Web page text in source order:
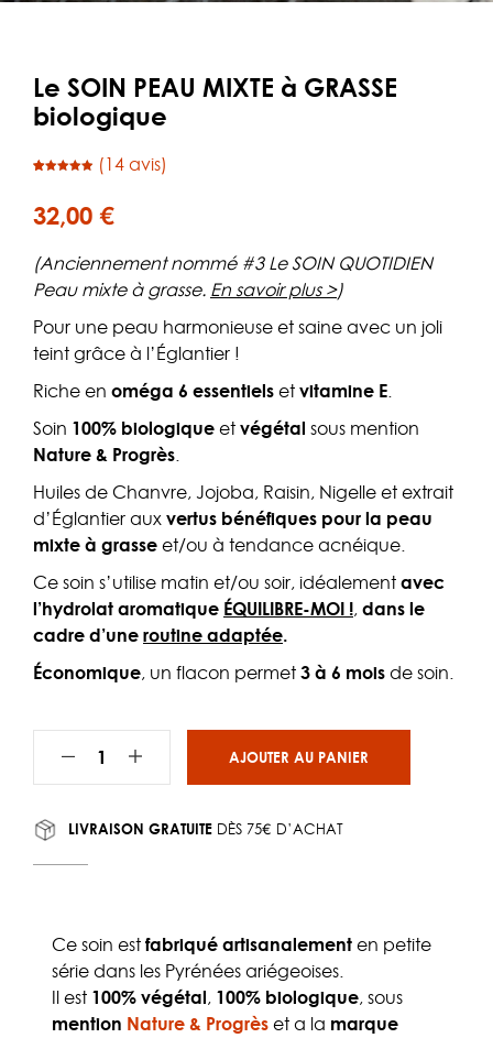
Le SOIN PEAU MIXTE à GRASSE
biologique
notations
client
(14 avis)
32,00 €
(Anciennement nommé #3 Le SOIN QUOTIDIEN
Peau mixte à grasse. En savoir plus >)
Pour une peau harmonieuse et saine avec un joli
teint grâce à l’Églantier !
Riche en oméga 6 essentiels et vitamine E.
Soin 100% biologique et végétal sous mention
Nature & Progrès.
Huiles de Chanvre, Jojoba, Raisin, Nigelle et extrait
d’Églantier aux vertus bénéfiques pour la peau
mixte à grasse et/ou à tendance acnéique.
Ce soin s’utilise matin et/ou soir, idéalement avec
l’hydrolat aromatique ÉQUILIBRE-MOI !, dans le
cadre d’une routine adaptée.
Économique, un flacon permet 3 à 6 mois de soin.
AJOUTER AU PANIER
LIVRAISON GRATUITE DÈS 75€ D’ACHAT
Ce soin est fabriqué artisanalementen petite
série dans les Pyrénées ariégeoises.
Il est 100% végétal, 100% biologique, sous
mention Nature & Progrèset a la marque